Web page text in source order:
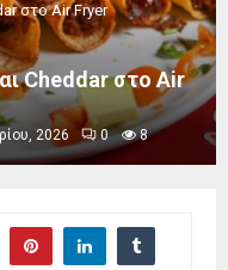
στο Air Fryer
Cheddar στο Air
2026 0 8